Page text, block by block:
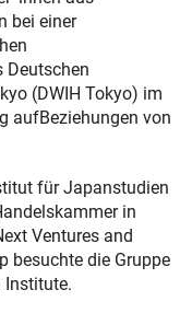
bei einer
Deutschen
(DWIH Tokyo) im
aufBeziehungen von
für Japanstudien
in
Ventures and
besuchte die Gruppe
Institute.